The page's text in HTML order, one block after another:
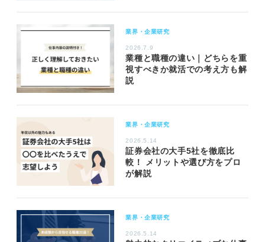
業界・企業研究
2026.7.9
業種と職種の違い｜どちらを重
視すべきか就活での考え方も解
説
業界・企業研究
2026.5.14
証券会社の大手5社を徹底比
較！ メリットや選び方をプロ
が解説
業界・企業研究
2026.5.14